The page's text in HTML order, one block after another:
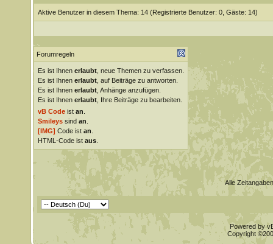
Aktive Benutzer in diesem Thema: 14 (Registrierte Benutzer: 0, Gäste: 14)
Forumregeln
Es ist Ihnen erlaubt, neue Themen zu verfassen.
Es ist Ihnen erlaubt, auf Beiträge zu antworten.
Es ist Ihnen erlaubt, Anhänge anzufügen.
Es ist Ihnen erlaubt, Ihre Beiträge zu bearbeiten.
vB Codeist an
Smileyssind an
[IMG] Code ist an
HTML-Code ist aus.
Alle
Powered by
Copyright